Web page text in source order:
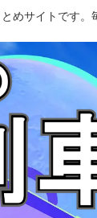
めサイトです。